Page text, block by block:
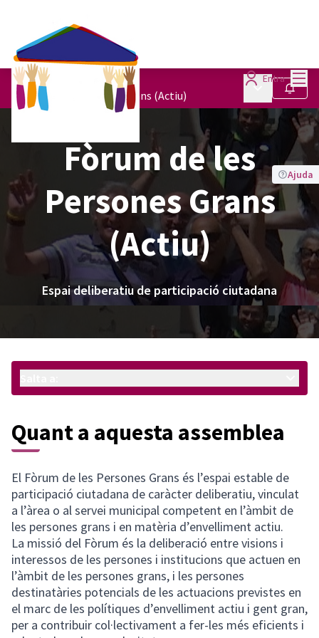
Entra
Òrgans de participació /
Fòrum de les Persones Grans (Actiu)
Menú Seguir
Ajuda
Fòrum de les
Persones Grans
(Actiu)
Espai deliberatiu de participació ciutadana
Quant a aquesta assemblea
El Fòrum de les Persones Grans és l’espai estable de
participació ciutadana de caràcter deliberatiu, vinculat
a l’àrea o al servei municipal competent en l’àmbit de
les persones grans i en matèria d’envelliment actiu.
La missió del Fòrum és la deliberació entre visions i
interessos de les persones i institucions que actuen en
l’àmbit de les persones grans, i les persones
destinatàries potencials de les actuacions previstes en
el marc de les polítiques d’envelliment actiu i gent gran,
per a contribuir col·lectivament a fer-les més eficients i